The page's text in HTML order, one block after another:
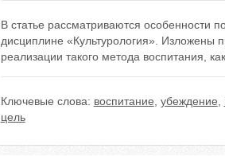
В статье рассматриваются особенности
дисциплине «Культурология». Изложены
реализации такого метода воспитания,
Ключевые слова: воспитание убеждение
цель